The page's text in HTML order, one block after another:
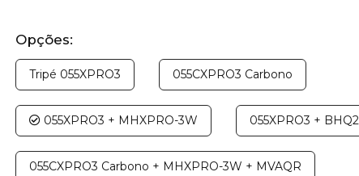
Opções:
Tripé 055XPRO3 055CXPRO3 Carbono
055XPRO3 + MHXPRO-3W 055XPRO3 + BHQ2
055CXPRO3 Carbono + MHXPRO-3W + MVAQR